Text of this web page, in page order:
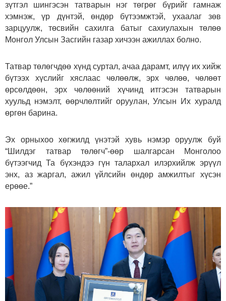
зүтгэл шингэсэн татварын нэг төгрөг бүрийг гамнаж
хэмнэж, үр дүнтэй, өндөр бүтээмжтэй, ухаалаг зөв
зарцуулж, төсвийн сахилга батыг сахиулахын төлөө
Монгол Улсын Засгийн газар хичээн ажиллах болно.
Татвар төлөгчдөө хүнд суртал, ачаа дарамт, илүү их хийж
бүтээх хүслийг хяслаас чөлөөлж, эрх чөлөө, чөлөөт
өрсөлдөөн, эрх чөлөөний хүчинд итгэсэн татварын
хуульд нэмэлт, өөрчлөлтийг оруулан, Улсын Их хуралд
өргөн барина.
Эх орныхоо хөгжилд үнэтэй хувь нэмэр оруулж буй
“Шилдэг татвар төлөгч”-өөр шалгарсан Монголоо
бүтээгчид Та бүхэндээ гүн талархал илэрхийлж эрүүл
энх, аз жаргал, ажил үйлсийн өндөр амжилтыг хүсэн
ерөөе.”